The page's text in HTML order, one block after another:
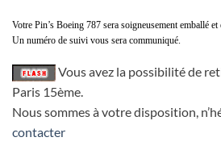
Votre Pin’s Boeing 787 sera soigneusement emballé
Un numéro de suivi vous sera communiqué.
Vous avez la possibilité de
Paris 15ème.
Nous sommes à votre disposition,
contacter